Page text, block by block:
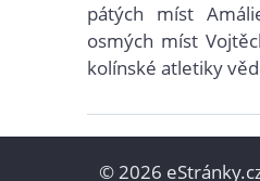
pátých míst
osmých míst
kolínské atletiky
© 2026